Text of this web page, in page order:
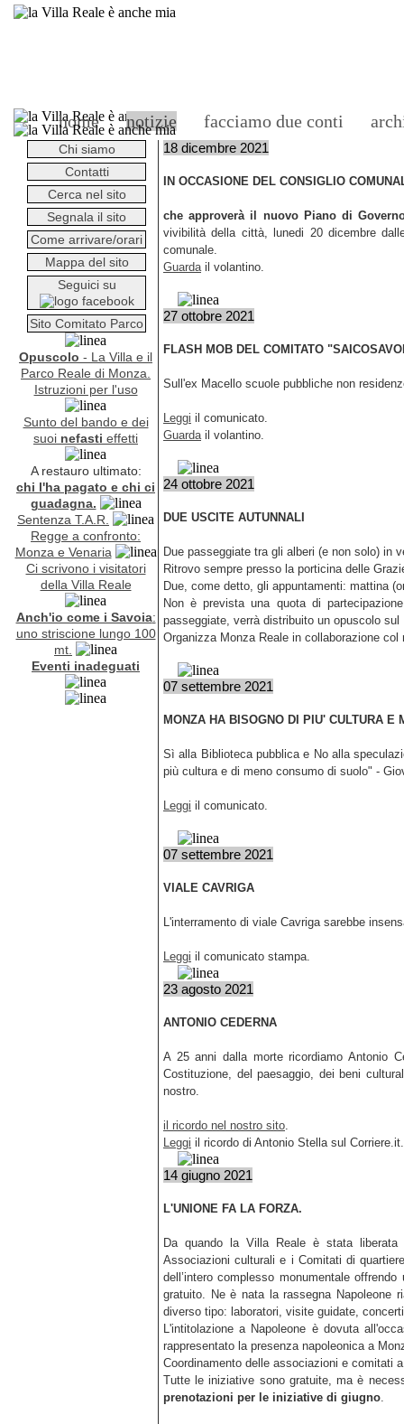
home notizie facciamo due conti
Chi siamo
Contatti
Cerca nel sito
Segnala il sito
Come arrivare/orari
Mappa del sito
Seguici su
Sito Comitato Parco
Opuscolo - La Villa e il
Parco Reale di Monza.
Istruzioni per l'uso
Sunto del bando e dei
suoi nefasti effetti
A restauro ultimato:
chi l'ha pagato e chi ci
guadagna.
Sentenza T.A.R.
Regge a confronto:
Monza e Venaria
Ci scrivono i visitatori
della Villa Reale
Anch'io come i Savoia:
uno striscione lungo 100
mt.
Eventi inadeguati
18 dicembre 2021
IN OCCASIONE DEL CONSIGLIO
che approverà il nuovo Piano di
vivibilità della città, lunedi 20 dicembre
comunale.
Guardail volantino.
27 ottobre 2021
FLASH MOB DEL COMITATO
Sull'ex Macello scuole pubbliche non
Leggi il comunicato.
Guardail volantino.
24 ottobre 2021
DUE USCITE AUTUNNALI
Due passeggiate tra gli alberi (e non solo) in
Ritrovo sempre presso la porticina delle
Due, come detto, gli appuntamenti: mattina
Non è prevista una quota di
passeggiate, verrà distribuito un opuscolo
Organizza Monza Reale in collaborazione
07 settembre 2021
MONZA HA BISOGNO DI PIU' CULTURA E
Sì alla Biblioteca pubblica e No alla
più cultura e di meno consumo di suolo" -
Leggi il comunicato.
07 settembre 2021
VIALE CAVRIGA
L'interramento di viale Cavriga sarebbe
Leggi il comunicato stampa.
23 agosto 2021
ANTONIO CEDERNA
A 25 anni dalla morte ricordiamo Antonio
Costituzione, del paesaggio, dei beni
nostro.
il ricordo nel nostro sito.
Leggi il ricordo di Antonio Stella sul Corriere.it.
14 giugno 2021
L'UNIONE FA LA FORZA.
Da quando la Villa Reale è stata
Associazioni culturali e i Comitati di
dell’intero complesso monumentale
gratuito. Ne è nata la rassegna Napoleone
diverso tipo: laboratori, visite guidate,
L'intitolazione a Napoleone è dovuta
rappresentato la presenza napoleonica a
Coordinamento delle associazioni e comitati
Tutte le iniziative sono gratuite, ma è
prenotazioni per le iniziative di giugno.